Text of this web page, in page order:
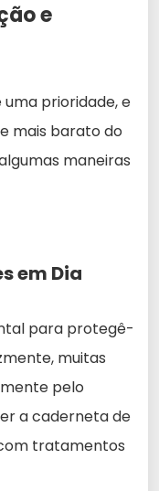
e
prioridade, e
mais barato do
maneiras
em Dia
para protegê-
muitas
pelo
a caderneta de
tratamentos